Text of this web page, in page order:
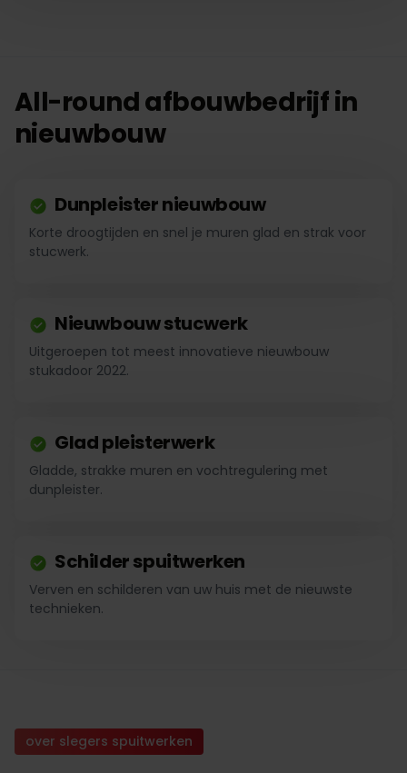
All-round afbouwbedrijf in
nieuwbouw
Dunpleister nieuwbouw
Korte droogtijden en snel je muren glad en strak voor
stucwerk.
Nieuwbouw stucwerk
Uitgeroepen tot meest innovatieve nieuwbouw
stukadoor 2022.
Glad pleisterwerk
Gladde, strakke muren en vochtregulering met
dunpleister.
Schilder spuitwerken
Verven en schilderen van uw huis met de nieuwste
technieken.
over slegers spuitwerken